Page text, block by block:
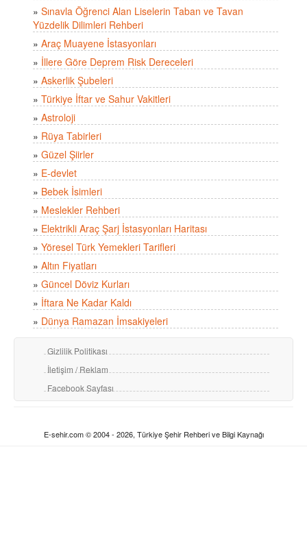
» Sınavla Öğrenci Alan Liselerin Taban ve Tavan
Yüzdelik Dilimleri Rehberi
» Araç Muayene İstasyonları
» İllere Göre Deprem Risk Dereceleri
» Askerlik Şubeleri
» Türkiye İftar ve Sahur Vakitleri
» Astroloji
» Rüya Tabirleri
» Güzel Şiirler
» E-devlet
» Bebek İsimleri
» Meslekler Rehberi
» Elektrikli Araç Şarj İstasyonları Haritası
» Yöresel Türk Yemekleri Tarifleri
» Altın Fiyatları
» Güncel Döviz Kurları
» İftara Ne Kadar Kaldı
» Dünya Ramazan İmsakiyeleri
Gizlilik Politikası
İletişim / Reklam
Facebook Sayfası
E-sehir.com © 2004 - 2026, Türkiye Şehir Rehberi ve Bilgi Kaynağı